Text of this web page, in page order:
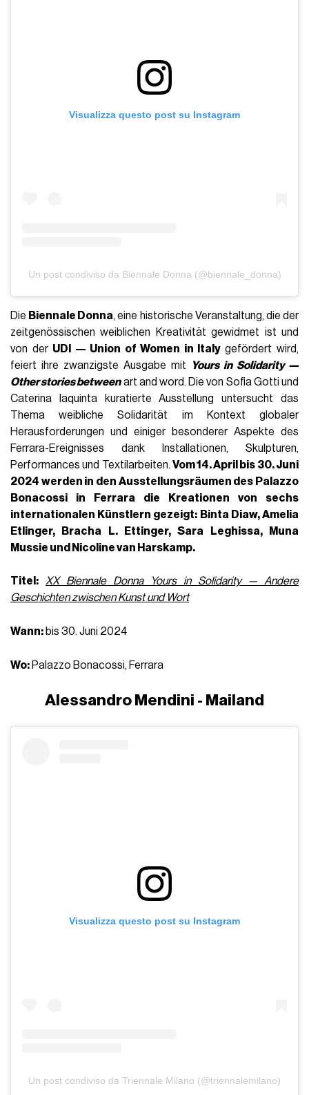
Visualizza questo post su Instagram
Un post condiviso da Biennale Donna (@biennale_donna)
Die Biennale Donna, eine historische Veranstaltung, die der
zeitgenössischen weiblichen Kreativität gewidmet ist und
von der UDI — Union of Women in Italy gefördert wird,
feiert ihre zwanzigste Ausgabe mit
Yours in Solidarity —
Other stories betweenart and word. Die von Sofia Gotti und
Caterina Iaquinta kuratierte Ausstellung untersucht das
Thema weibliche Solidarität im Kontext globaler
Herausforderungen und einiger besonderer Aspekte des
Ferrara-Ereignisses dank Installationen, Skulpturen,
Performances und Textilarbeiten. Vom 14. April bis 30. Juni
2024 werden in den Ausstellungsräumen des Palazzo
Bonacossi in Ferrara die Kreationen von sechs
internationalen Künstlern gezeigt: Binta Diaw,Amelia
Etlinger,
Bracha L. Ettinger,Sara Leghissa, Muna
Mussie und Nicoline van Harskamp.
Titel:
XX Biennale Donna Yours in Solidarity — Andere
Geschichten zwischen Kunst und Wort
Wann: bis 30. Juni 2024
Wo: Palazzo Bonacossi, Ferrara
Alessandro Mendini - Mailand
Visualizza questo post su Instagram
Un post condiviso da Triennale Milano (@triennalemilano)